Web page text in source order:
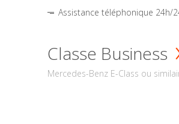
Assistance téléphonique 24h/
Classe Business
Mercedes-Benz E-Class ou